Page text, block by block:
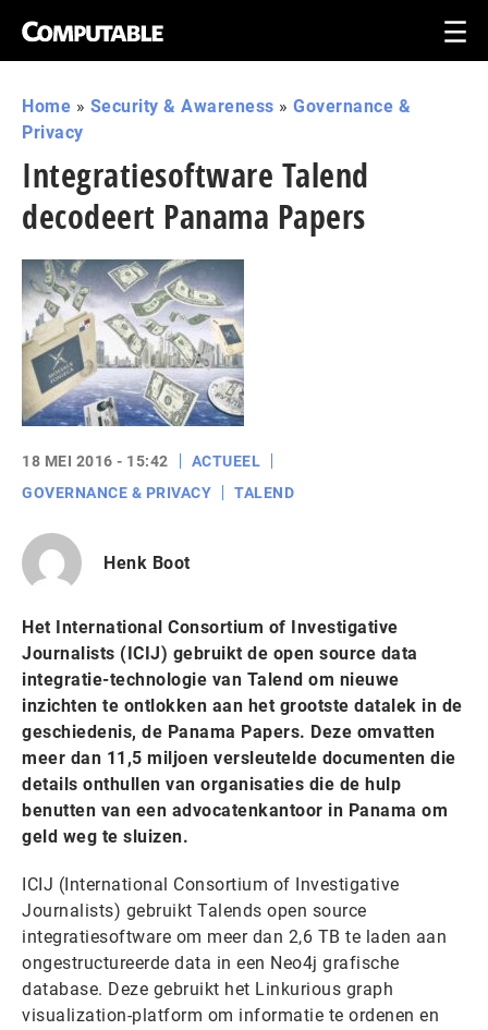
Home » Security & Awareness » Governance &
Privacy
Integratiesoftware Talend
decodeert Panama Papers
18 MEI 2016 - 15:42
ACTUEEL
GOVERNANCE & PRIVACY
TALEND
Henk Boot
Het International Consortium of Investigative
Journalists (ICIJ) gebruikt de open source data
integratie-technologie van Talend om nieuwe
inzichten te ontlokken aan het grootste datalek in de
geschiedenis, de Panama Papers. Deze omvatten
meer dan 11,5 miljoen versleutelde documenten die
details onthullen van organisaties die de hulp
benutten van een advocatenkantoor in Panama om
geld weg te sluizen.
ICIJ (International Consortium of Investigative
Journalists) gebruikt Talends open source
integratiesoftware om meer dan 2,6 TB te laden aan
ongestructureerde data in een Neo4j grafische
database. Deze gebruikt het Linkurious graph
visualization-platform om informatie te ordenen en